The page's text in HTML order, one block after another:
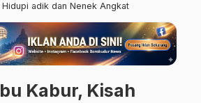
adik dan Nenek Angkat
Kabur, Kisah